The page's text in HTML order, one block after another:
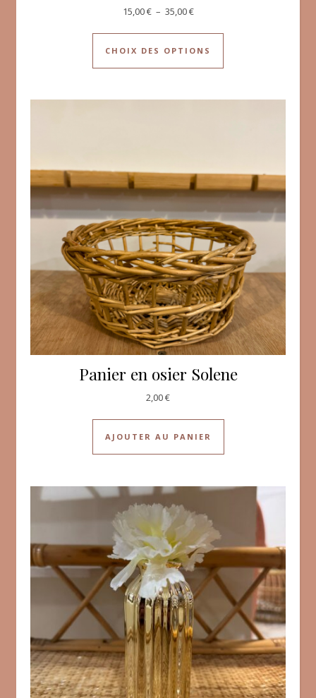
15,00€ – 35,00€
CHOIX DES OPTIONS
Panier en osier Solene
2,00€
AJOUTER AU PANIER